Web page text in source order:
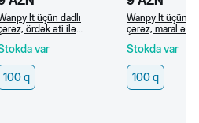
İt üçün dadlı
ördək əti ilə
var
100 q
Wanpy İt üçün
çərəz, maral
Stokda var
100 q